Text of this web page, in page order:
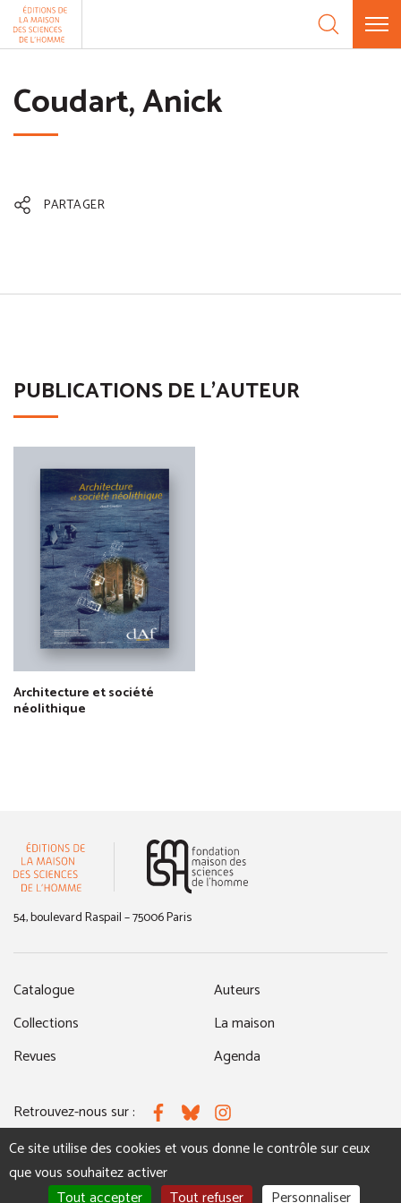
Aller au contenu
Coudart, Anick
PARTAGER
PUBLICATIONS DE L'AUTEUR
Architecture et société
néolithique
54, boulevard Raspail – 75006 Paris
Catalogue
Collections
Revues
Auteurs
La maison
Agenda
Retrouvez-nous sur : FacebookBlueskyInstagram
MENTIONS LÉGALES NOUS CONTACTER
Panneau de gestion des cookies
Ce site utilise des cookies et vous donne le contrôle sur ceux
que vous souhaitez activer
Tout accepter
Tout refuser Personnaliser